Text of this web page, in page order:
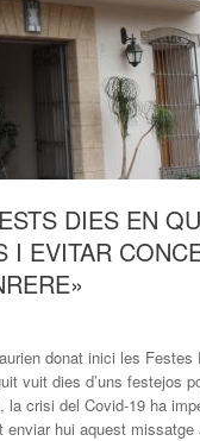
DIES EN
I EVITAR
donat inici les
vuit dies d’uns festejos
crisi del Covid-19 ha
hui aquest missatge